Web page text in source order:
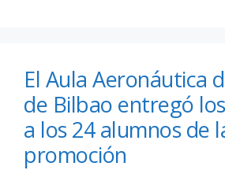
El Aula Aeronáutica
de Bilbao entregó
a los 24 alumnos de
promoción